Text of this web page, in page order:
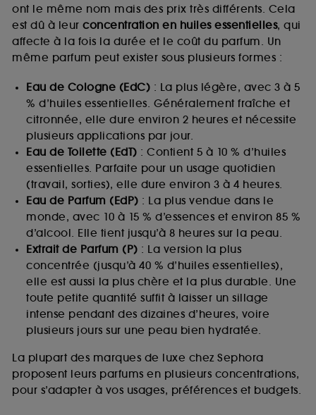
ont le même nom mais des prix très différents. Cela
est dû à leur concentration en huiles essentielles, qui
affecte à la fois la durée et le coût du parfum. Un
même parfum peut exister sous plusieurs formes :
Eau de Cologne (EdC) : La plus légère, avec 3 à 5
% d’huiles essentielles. Généralement fraîche et
citronnée, elle dure environ 2 heures et nécessite
plusieurs applications par jour.
Eau de Toilette (EdT) : Contient 5 à 10 % d’huiles
essentielles. Parfaite pour un usage quotidien
(travail, sorties), elle dure environ 3 à 4 heures.
Eau de Parfum (EdP) : La plus vendue dans le
monde, avec 10 à 15 % d’essences et environ 85 %
d’alcool. Elle tient jusqu’à 8 heures sur la peau.
Extrait de Parfum (P) : La version la plus
concentrée (jusqu’à 40 % d’huiles essentielles),
elle est aussi la plus chère et la plus durable. Une
toute petite quantité suffit à laisser un sillage
intense pendant des dizaines d’heures, voire
plusieurs jours sur une peau bien hydratée.
La plupart des marques de luxe chez Sephora
proposent leurs parfums en plusieurs concentrations,
pour s’adapter à vos usages, préférences et budgets.